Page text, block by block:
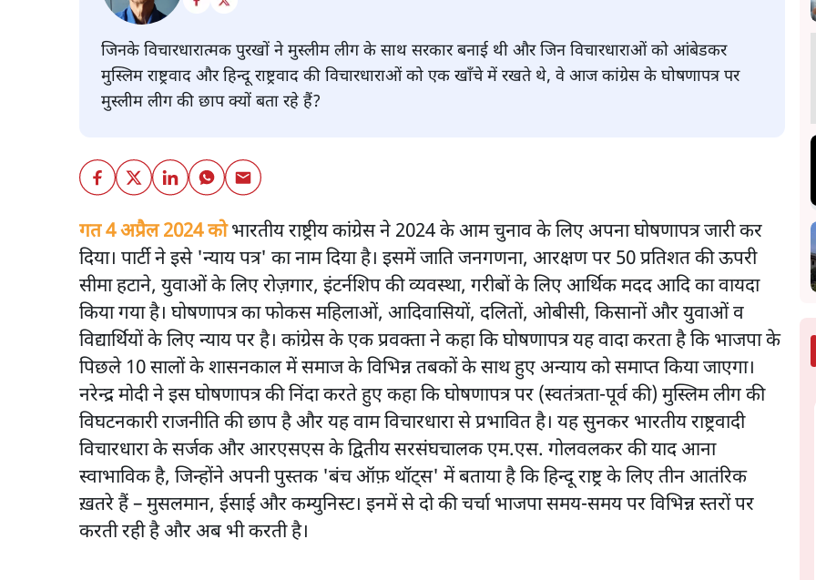
जिनके विचारधारात्मक पुरखों ने मुस्लीम लीग के साथ सरकार बनाई थी और जिन विचारधाराओं को आंबेडकर
मुस्लिम राष्ट्रवाद और हिन्दू राष्ट्रवाद की विचारधाराओं को एक खाँचे में रखते थे, वे आज कांग्रेस के घोषणापत्र पर
मुस्लीम लीग की छाप क्यों बता रहे हैं?
गत 4 अप्रैल 2024 कोभारतीय राष्ट्रीय कांग्रेस ने 2024 के आम चुनाव के लिए अपना घोषणापत्र जारी कर
दिया। पार्टी ने इसे 'न्याय पत्र' का नाम दिया है। इसमें जाति जनगणना, आरक्षण पर 50 प्रतिशत की ऊपरी
सीमा हटाने, युवाओं के लिए रोज़गार, इंटर्नशिप की व्यवस्था, गरीबों के लिए आर्थिक मदद आदि का वायदा
किया गया है। घोषणापत्र का फोकस महिलाओं, आदिवासियों, दलितों, ओबीसी, किसानों और युवाओं व
विद्यार्थियों के लिए न्याय पर है। कांग्रेस के एक प्रवक्ता ने कहा कि घोषणापत्र यह वादा करता है कि भाजपा के
पिछले 10 सालों के शासनकाल में समाज के विभिन्न तबकों के साथ हुए अन्याय को समाप्त किया जाएगा।
नरेन्द्र मोदी ने इस घोषणापत्र की निंदा करते हुए कहा कि घोषणापत्र पर (स्वतंत्रता-पूर्व की) मुस्लिम लीग की
विघटनकारी राजनीति की छाप है और यह वाम विचारधारा से प्रभावित है। यह सुनकर भारतीय राष्ट्रवादी
विचारधारा के सर्जक और आरएसएस के द्वितीय सरसंघचालक एम.एस. गोलवलकर की याद आना
स्वाभाविक है, जिन्होंने अपनी पुस्तक 'बंच ऑफ़ थॉट्स' में बताया है कि हिन्दू राष्ट्र के लिए तीन आतंरिक
ख़तरे हैं – मुसलमान, ईसाई और कम्युनिस्ट। इनमें से दो की चर्चा भाजपा समय-समय पर विभिन्न स्तरों पर
करती रही है और अब भी करती है।